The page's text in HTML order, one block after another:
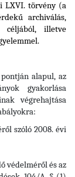
LXVI. törvény (a
archiválás,
céljából, illetve
alapul, az
gyakorlása
végrehajtása
szóló 2008. évi
védelméről és az